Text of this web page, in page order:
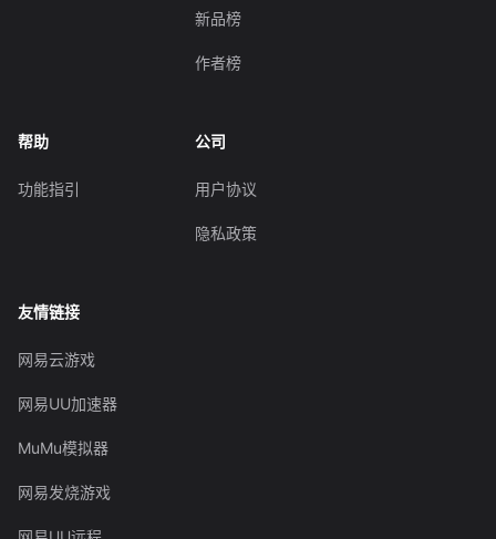
新品榜
作者榜
帮助
功能指引
公司
用户协议
隐私政策
友情链接
网易云游戏
网易UU加速器
MuMu模拟器
网易发烧游戏